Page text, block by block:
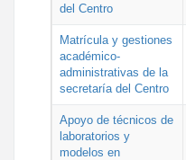
del Centro
Matrícula y gestiones
académico-
administrativas de la
secretaría del Centro
Apoyo de técnicos de
laboratorios y
modelos en